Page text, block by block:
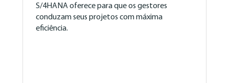
S/4HANA oferece para que os gestores
conduzam seus projetos com máxima
eficiência.